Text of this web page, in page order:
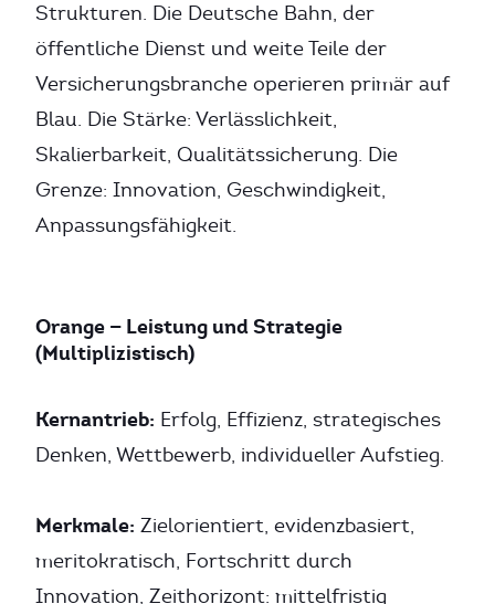
Strukturen. Die Deutsche Bahn, der
öffentliche Dienst und weite Teile der
Versicherungsbranche operieren primär auf
Blau. Die Stärke: Verlässlichkeit,
Skalierbarkeit, Qualitätssicherung. Die
Grenze: Innovation, Geschwindigkeit,
Anpassungsfähigkeit.
Orange — Leistung und Strategie
(Multiplizistisch)
Kernantrieb: Erfolg, Effizienz, strategisches
Denken, Wettbewerb, individueller Aufstieg.
Merkmale: Zielorientiert, evidenzbasiert,
meritokratisch, Fortschritt durch
Innovation, Zeithorizont: mittelfristig